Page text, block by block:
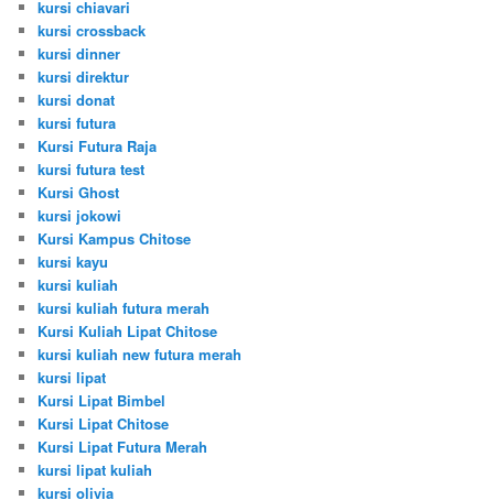
kursi chiavari
kursi crossback
kursi dinner
kursi direktur
kursi donat
kursi futura
Kursi Futura Raja
kursi futura test
Kursi Ghost
kursi jokowi
Kursi Kampus Chitose
kursi kayu
kursi kuliah
kursi kuliah futura merah
Kursi Kuliah Lipat Chitose
kursi kuliah new futura merah
kursi lipat
Kursi Lipat Bimbel
Kursi Lipat Chitose
Kursi Lipat Futura Merah
kursi lipat kuliah
kursi olivia